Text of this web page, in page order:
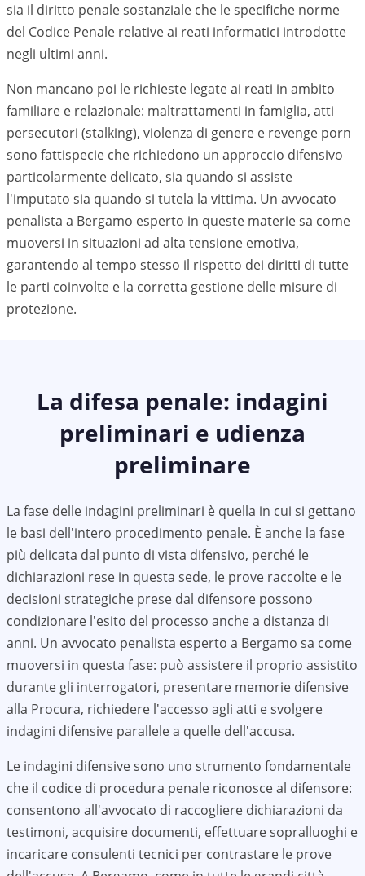
sia il diritto penale sostanziale che le specifiche norme
del Codice Penale relative ai reati informatici introdotte
negli ultimi anni.
Non mancano poi le richieste legate ai reati in ambito
familiare e relazionale: maltrattamenti in famiglia, atti
persecutori (stalking), violenza di genere e revenge porn
sono fattispecie che richiedono un approccio difensivo
particolarmente delicato, sia quando si assiste
l'imputato sia quando si tutela la vittima. Un avvocato
penalista a Bergamo esperto in queste materie sa come
muoversi in situazioni ad alta tensione emotiva,
garantendo al tempo stesso il rispetto dei diritti di tutte
le parti coinvolte e la corretta gestione delle misure di
protezione.
La difesa penale: indagini
preliminari e udienza
preliminare
La fase delle indagini preliminari è quella in cui si gettano
le basi dell'intero procedimento penale. È anche la fase
più delicata dal punto di vista difensivo, perché le
dichiarazioni rese in questa sede, le prove raccolte e le
decisioni strategiche prese dal difensore possono
condizionare l'esito del processo anche a distanza di
anni. Un avvocato penalista esperto a Bergamo sa come
muoversi in questa fase: può assistere il proprio assistito
durante gli interrogatori, presentare memorie difensive
alla Procura, richiedere l'accesso agli atti e svolgere
indagini difensive parallele a quelle dell'accusa.
Le indagini difensive sono uno strumento fondamentale
che il codice di procedura penale riconosce al difensore:
consentono all'avvocato di raccogliere dichiarazioni da
testimoni, acquisire documenti, effettuare sopralluoghi e
incaricare consulenti tecnici per contrastare le prove